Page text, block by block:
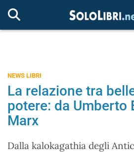
NEWS LIBRI
La relazione tra
potere: da Umberto
Marx
Dalla kalokagathia degli